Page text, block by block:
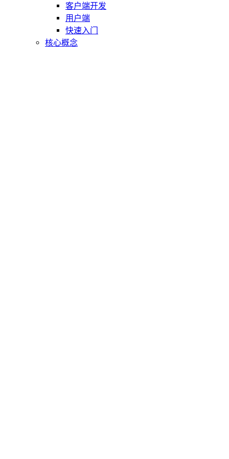
客户端开发
用户端
快速入门
核心概念